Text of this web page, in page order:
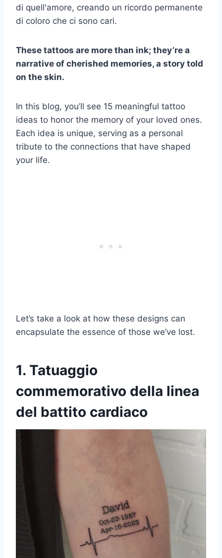
di quell'amore, creando un ricordo permanente
di coloro che ci sono cari.
These tattoos are more than ink; they’re a
narrative of cherished memories, a story told
on the skin.
In this blog, you’ll see 15 meaningful tattoo
ideas to honor the memory of your loved ones.
Each idea is unique, serving as a personal
tribute to the connections that have shaped
your life.
Let’s take a look at how these designs can
encapsulate the essence of those we’ve lost.
1. Tatuaggio
commemorativo della linea
del battito cardiaco